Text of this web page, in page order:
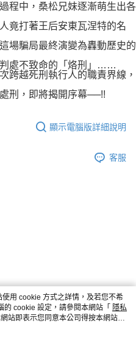
程中，桑松兄妹逐漸萌生出各
竟打著王后安東瓦涅特的名
場騙局最終演變為轟動歷史的
處不致命的「烙刑」……
跨越死刑執行人的職責界線，
刑，即將揭開序幕──!!
顯示電腦版詳細說明
客服
用 cookie 方式之詳情，及若您不希
cookie 設定，請參閱本網站「 隱私
站即表示您同意本公司得按本網站使